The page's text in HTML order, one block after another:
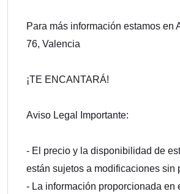
Para más información estamos en
76, Valencia
¡TE ENCANTARÁ!
Aviso Legal Importante:
- El precio y la disponibilidad de
están sujetos a modificaciones sin
- La información proporcionada en